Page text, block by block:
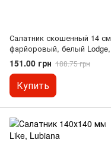
Салатник скошенный 14 см
фарйоровый, белый Lodge,
Lubiana
151.00 грн 188.75 грн
Купить